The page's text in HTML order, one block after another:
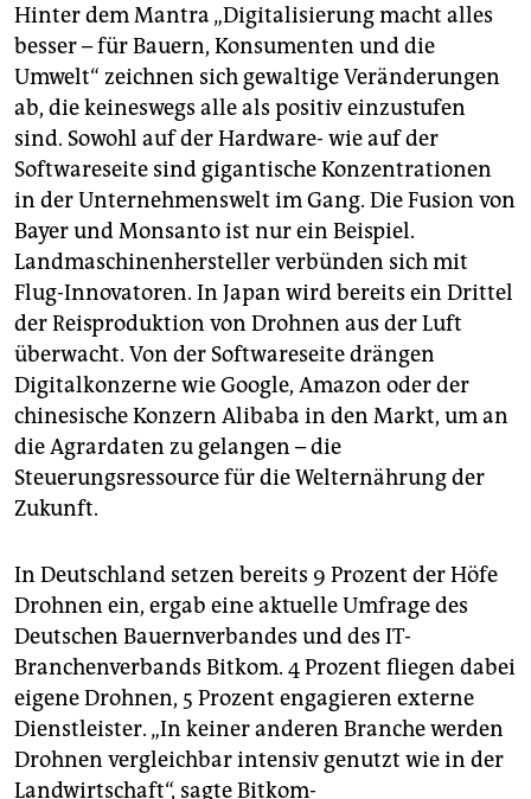
Hinter dem Mantra „Digitalisierung macht alles
besser – für Bauern, Konsumenten und die
Umwelt“ zeichnen sich gewaltige Veränderungen
ab, die keineswegs alle als positiv einzustufen
sind. Sowohl auf der Hardware- wie auf der
Softwareseite sind gigantische Konzentrationen
in der Unternehmenswelt im Gang. Die Fusion von
Bayer und Monsanto ist nur ein Beispiel.
Landmaschinenhersteller verbünden sich mit
Flug-Innovatoren. In Japan wird bereits ein Drittel
der Reisproduktion von Drohnen aus der Luft
überwacht. Von der Softwareseite drängen
Digitalkonzerne wie Google, Amazon oder der
chinesische Konzern Alibaba in den Markt, um an
die Agrardaten zu gelangen – die
Steuerungsressource für die Welternährung der
Zukunft.
In Deutschland setzen bereits 9 Prozent der Höfe
Drohnen ein, ergab eine aktuelle Umfrage des
Deutschen Bauernverbandes und des IT-
Branchenverbands Bitkom. 4 Prozent fliegen dabei
eigene Drohnen, 5 Prozent engagieren externe
Dienstleister. „In keiner anderen Branche werden
Drohnen vergleichbar intensiv genutzt wie in der
Landwirtschaft“, sagte Bitkom-